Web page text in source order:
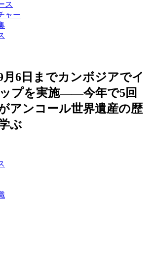
ス
ャー
月6日までカンボジアでイ
プを実施――今年で5回
アンコール世界遺産の歴
ぶ